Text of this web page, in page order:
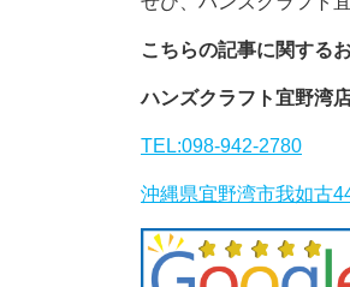
こちらの記事に関する
ハンズクラフト宜野湾
TEL:098-942-2780
沖縄県宜野湾市我如古